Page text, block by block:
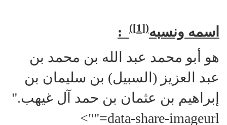
اسمه ونسبه(
[1]
)
:
هو أبو محمد عبد الله بن محمد بن
عبد العزيز (السبيل) بن سليمان بن
إبراهيم بن عثمان بن حمد آل غيهب."
data-share-imageurl="">